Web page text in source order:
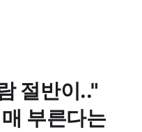
절반이.."
부른다는